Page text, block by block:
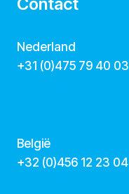
Contact
Nederland
+31 (0)475 79 40 03
België
‭+32 (0)456 12 23 04‬